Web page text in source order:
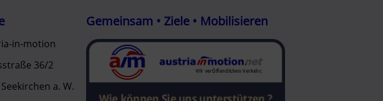
in-motion
36/2
a. W.
Gemeinsam • Ziele • Mobilisieren